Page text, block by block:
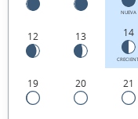
NUEVA
12 13 14
19 20 21